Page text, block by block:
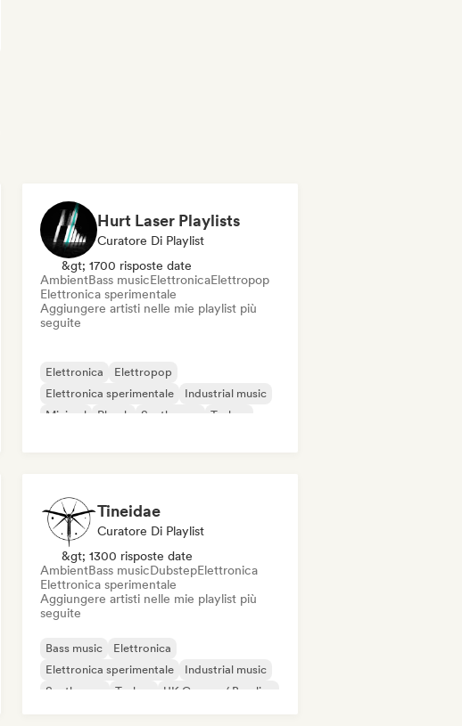
Hurt Laser Playlists
Curatore Di Playlist
&gt; 1700 risposte date
AmbientBass musicElettronicaElettropop
Elettronica sperimentale
Aggiungere artisti nelle mie playlist più
seguite
Elettronica
Elettropop
Elettronica sperimentale
Industrial music
Minimal
Phonk Synthwave Techno
Tineidae
Curatore Di Playlist
&gt; 1300 risposte date
AmbientBass musicDubstepElettronica
Elettronica sperimentale
Aggiungere artisti nelle mie playlist più
seguite
Bass music
Elettronica
Elettronica sperimentale
Industrial music
Synthwave
Techno
UK Garage / Bassline